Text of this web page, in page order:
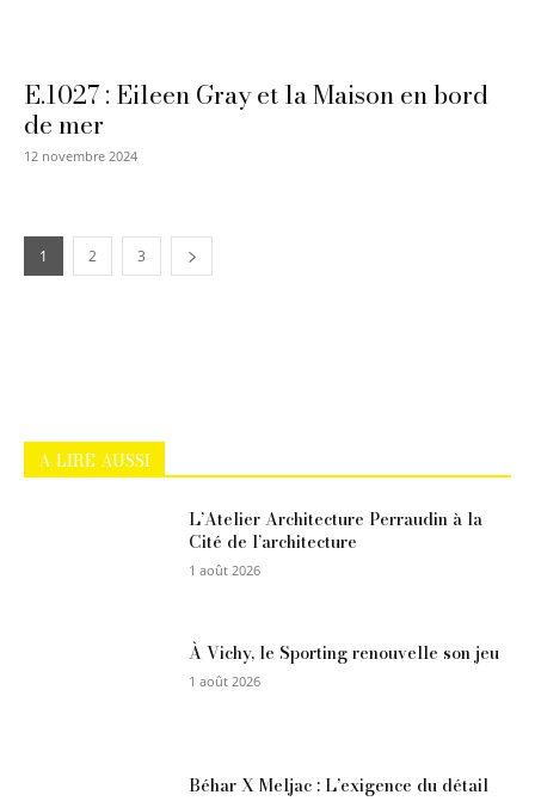
E.1027 : Eileen Gray et la Maison en bord
de mer
12 novembre 2024
1 2 3
A LIRE AUSSI
L’Atelier Architecture Perraudin à la
Cité de l’architecture
1 août 2026
À Vichy, le Sporting renouvelle son jeu
1 août 2026
Béhar X Meljac : L’exigence du détail